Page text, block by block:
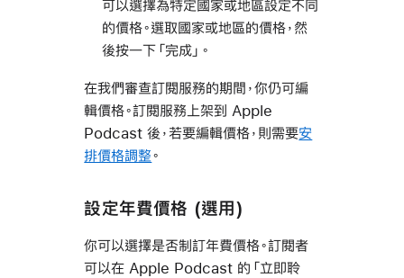
可以選擇為特定國家或地區設定不同
的價格。選取國家或地區的價格，然
後按一下「完成」。
在我們審查訂閱服務的期間，你仍可編
輯價格。訂閱服務上架到 Apple
Podcast 後，若要編輯價格，則需要安
排價格調整。
設定年費價格 (選用)
你可以選擇是否制訂年費價格。訂閱者
可以在 Apple Podcast 的「立即聆